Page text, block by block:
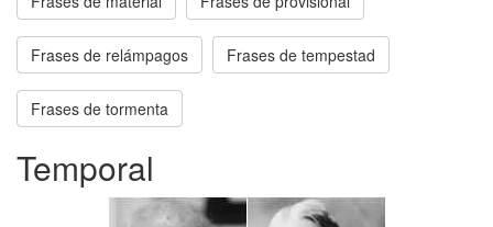
Frases de relámpagos Frases de tempestad
Frases de tormenta
Temporal